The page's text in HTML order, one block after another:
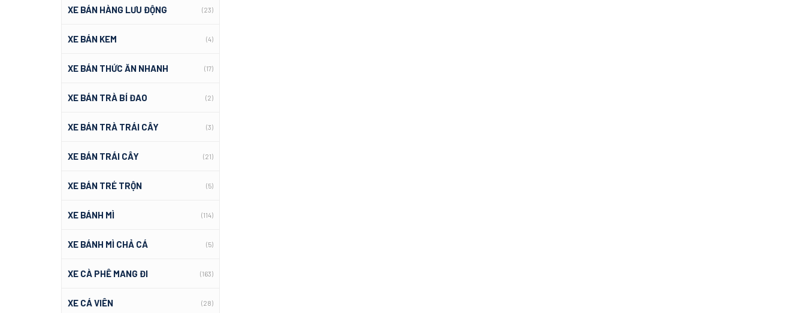
XE BÁN HÀNG LƯU ĐỘNG (23)
XE BÁN KEM (4)
XE BÁN THỨC ĂN NHANH (17)
XE BÁN TRÀ BÍ ĐAO (2)
XE BÁN TRÀ TRÁI CÂY (3)
XE BÁN TRÁI CÂY (21)
XE BÁN TRÉ TRỘN (5)
XE BÁNH MÌ (114)
XE BÁNH MÌ CHẢ CÁ (5)
XE CÀ PHÊ MANG ĐI (163)
XE CÁ VIÊN (28)